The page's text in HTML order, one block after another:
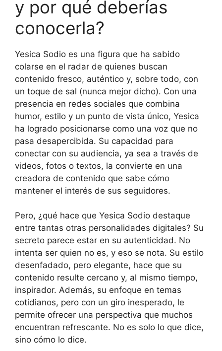
y por qué deberías
conocerla?
Yesica Sodio es una figura que ha sabido
colarse en el radar de quienes buscan
contenido fresco, auténtico y, sobre todo, con
un toque de sal (nunca mejor dicho). Con una
presencia en redes sociales que combina
humor, estilo y un punto de vista único, Yesica
ha logrado posicionarse como una voz que no
pasa desapercibida. Su capacidad para
conectar con su audiencia, ya sea a través de
videos, fotos o textos, la convierte en una
creadora de contenido que sabe cómo
mantener el interés de sus seguidores.
Pero, ¿qué hace que Yesica Sodio destaque
entre tantas otras personalidades digitales? Su
secreto parece estar en su autenticidad. No
intenta ser quien no es, y eso se nota. Su estilo
desenfadado, pero elegante, hace que su
contenido resulte cercano y, al mismo tiempo,
inspirador. Además, su enfoque en temas
cotidianos, pero con un giro inesperado, le
permite ofrecer una perspectiva que muchos
encuentran refrescante. No es solo lo que dice,
sino cómo lo dice.